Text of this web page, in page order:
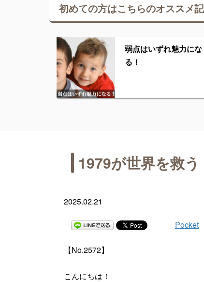
初めての方はこちらのオススメ
弱点はいずれ魅力にな
る！
1979が世界を救う
2025.02.21
Pocket
【No.2572】
こんにちは！